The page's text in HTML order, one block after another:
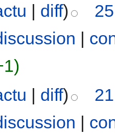
| diff)
|
| diff)
|